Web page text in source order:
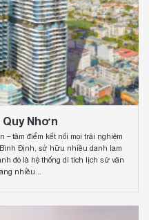
Nhơn
– tâm điểm kết nối mọi trải nghiệm
Định, sở hữu nhiều danh lam
đó là hệ thống di tích lịch sử văn
nhiều...